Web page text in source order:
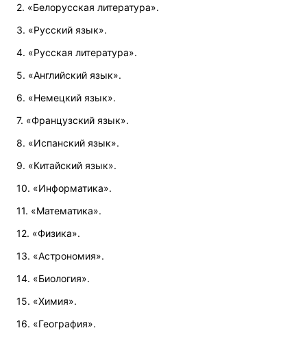
2. «Белорусская литература».
3. «Русский язык».
4. «Русская литература».
5. «Английский язык».
6. «Немецкий язык».
7. «Французский язык».
8. «Испанский язык».
9. «Китайский язык».
10. «Информатика».
11. «Математика».
12. «Физика».
13. «Астрономия».
14. «Биология».
15. «Химия».
16. «География».